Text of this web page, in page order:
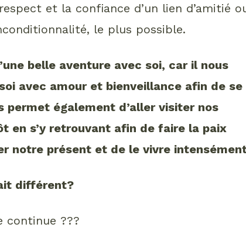
et la confiance d’un lien d’amitié
le plus possible.
belle aventure avec soi, car il nous
avec amour et bienveillance afin de se
également d’aller visiter nos
en s’y retrouvant afin de faire la paix
notre présent et de le vivre
différent?
continue ???